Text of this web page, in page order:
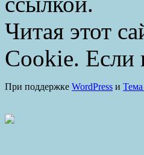
Читая этот
Cookie. Если
При поддержке WordPress и